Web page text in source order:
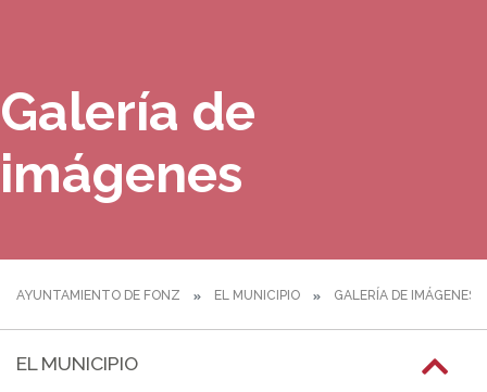
Galería de
imágenes
AYUNTAMIENTO DE FONZ EL MUNICIPIO GALERÍA DE IMÁGENES
EL MUNICIPIO